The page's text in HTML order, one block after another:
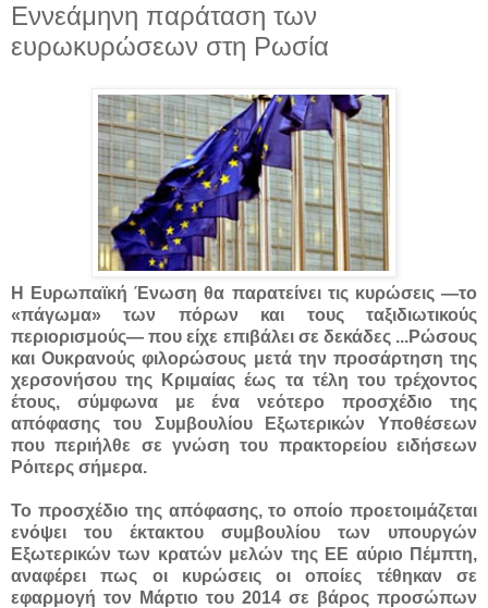
Εννεάμηνη παράταση των
ευρωκυρώσεων στη Ρωσία
Η Ευρωπαϊκή Ένωση θα παρατείνει τις κυρώσεις —το
«πάγωμα» των πόρων και τους ταξιδιωτικούς
περιορισμούς— που είχε επιβάλει σε δεκάδες ...Ρώσους
και Ουκρανούς φιλορώσους μετά την προσάρτηση της
χερσονήσου της Κριμαίας έως τα τέλη του τρέχοντος
έτους, σύμφωνα με ένα νεότερο προσχέδιο της
απόφασης του Συμβουλίου Εξωτερικών Υποθέσεων
που περιήλθε σε γνώση του πρακτορείου ειδήσεων
Ρόιτερς σήμερα.
Το προσχέδιο της απόφασης, το οποίο προετοιμάζεται
ενόψει του έκτακτου συμβουλίου των υπουργών
Εξωτερικών των κρατών μελών της ΕΕ αύριο Πέμπτη,
αναφέρει πως οι κυρώσεις οι οποίες τέθηκαν σε
εφαρμογή τον Μάρτιο του 2014 σε βάρος προσώπων